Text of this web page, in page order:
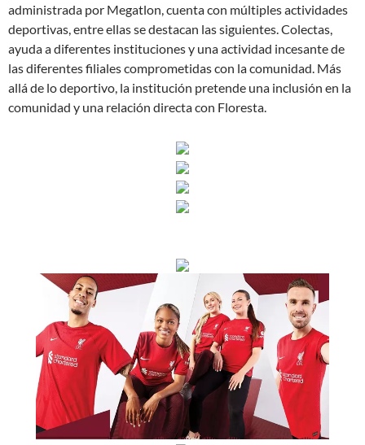
administrada por Megatlon, cuenta con múltiples actividades
deportivas, entre ellas se destacan las siguientes. Colectas,
ayuda a diferentes instituciones y una actividad incesante de
las diferentes filiales comprometidas con la comunidad. Más
allá de lo deportivo, la institución pretende una inclusión en la
comunidad y una relación directa con Floresta.